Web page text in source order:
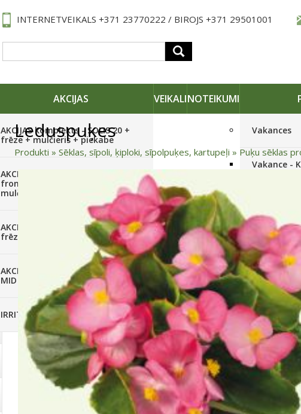
INTERNETVEIKALS +371 23770222 / BIROJS +371 29501001
AKCIJAS
AKCIJAS komplekts - SOLIS 20 +
frēze + mulčieris + piekabe
AKCIJAS komplekts - SOLIS 26(6+2) +
frontālais iekrāvējs + frēze +
mulčieris + piekabe
AKCIJAS komplekts - SOLIS 26 HST +
frēze + mulčieris
AKCIJAS komplekts - SOLIS 26 HST +
MID MOWER + piekabe
IRRITEC Pilienlaistīšanas komplekti
VEIKALINOTEIKUMI
Vakances
Vakance -
Vakance -
Pieteikties
Leduspuķes
Produkti » Sēklas, sīpoli, ķiploki, sīpolpuķes, kartupeļi » Puķu sēklas